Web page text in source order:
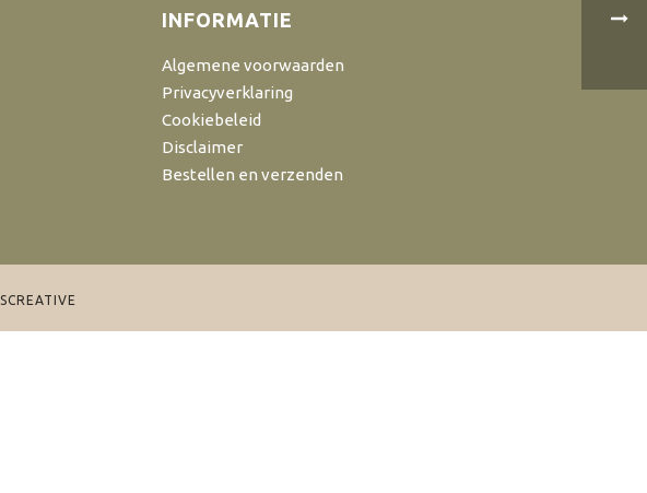
INFORMATIE
Algemene voorwaarden
Privacyverklaring
Cookiebeleid
Disclaimer
Bestellen en verzenden
SCREATIVE